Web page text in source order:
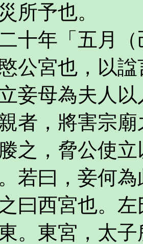
所予也。
年「五月（
公宮也，以
妾母為夫人
者，將害宗
之，脅公使
若曰，妾何
曰西宮也。
。東宮，太